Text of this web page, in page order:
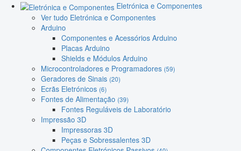
Eletrónica e Componentes
Ver tudo Eletrónica e Componentes
Arduino
Componentes e Acessórios Arduino
Placas Arduino
Shields e Módulos Arduino
Microcontroladores e Programadores (59)
Geradores de Sinais (20)
Ecrãs Eletrónicos (6)
Fontes de Alimentação (39)
Fontes Reguláveis de Laboratório
Impressão 3D
Impressoras 3D
Peças e Sobressalentes 3D